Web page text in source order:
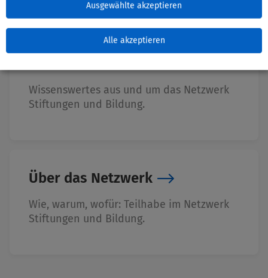
Ausgewählte akzeptieren
Alle akzeptieren
Wissenswertes aus und um das Netzwerk
Stiftungen und Bildung.
Über das Netzwerk
Wie, warum, wofür: Teilhabe im Netzwerk
Stiftungen und Bildung.